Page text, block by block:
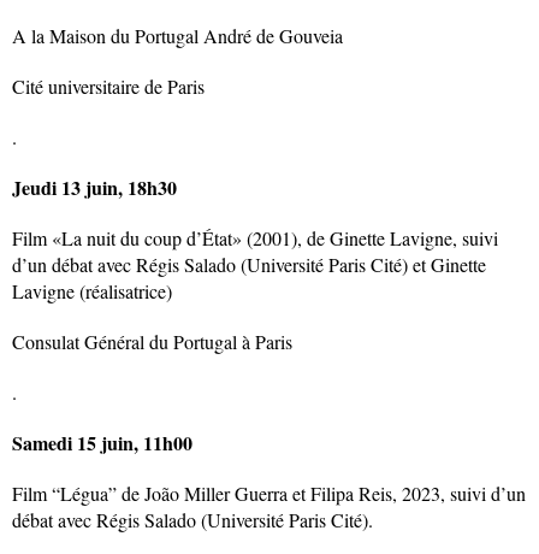
A la Maison du Portugal André de Gouveia
Cité universitaire de Paris
.
Jeudi 13 juin, 18h30
Film «La nuit du coup d’État» (2001), de Ginette Lavigne, suivi
d’un débat avec Régis Salado (Université Paris Cité) et Ginette
Lavigne (réalisatrice)
Consulat Général du Portugal à Paris
.
Samedi 15 juin, 11h00
Film “Légua” de João Miller Guerra et Filipa Reis, 2023, suivi d’un
débat avec Régis Salado (Université Paris Cité).